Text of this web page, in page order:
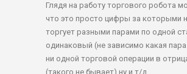
Глядя на работу торгового робота
что это просто цифры за которыми
торгует разными парами по одной
одинаковый (не зависимо какая пара
ни одной торговой операции в
(такого не бывает) ну и т/д.